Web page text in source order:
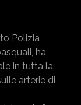
Polizia
ha
in tutta la
arterie di